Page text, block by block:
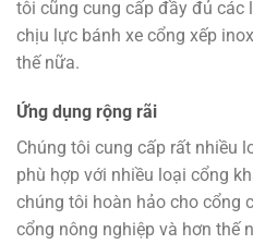
tôi cũng cung cấp đầy đủ các
chịu lực bánh xe cổng xếp
thế nữa.
Ứng dụng rộng rãi
Chúng tôi cung cấp rất nhiều
phù hợp với nhiều loại cổng
chúng tôi hoàn hảo cho cổng
cổng nông nghiệp và hơn thế